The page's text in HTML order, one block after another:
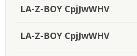
LA-Z-BOY CpjJwWHV
LA-Z-BOY CpjJwWHV